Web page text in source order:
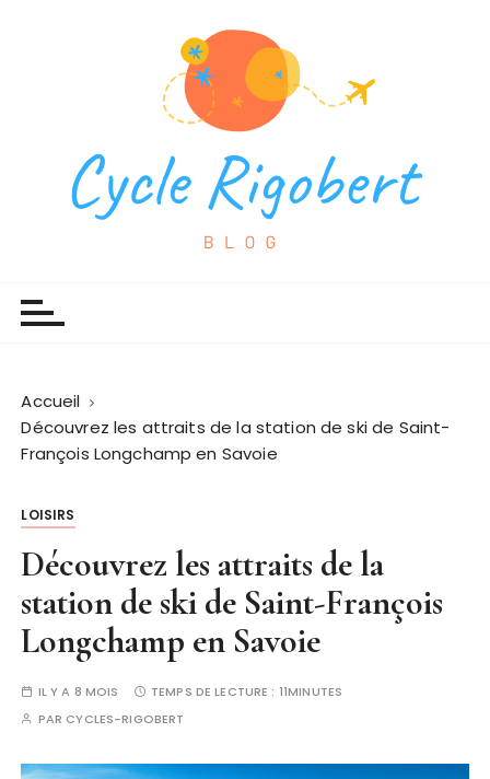
Accueil
Découvrez les attraits de la station de ski de Saint-
François Longchamp en Savoie
LOISIRS
Découvrez les attraits de la
station de ski de Saint-François
Longchamp en Savoie
IL Y A 8 MOIS TEMPS DE LECTURE : 11MINUTES
PAR CYCLES-RIGOBERT